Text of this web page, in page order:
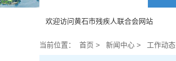
欢迎访问黄石市残疾人联合会网站
当前位置： 首页 > 新闻中心 > 工作动态